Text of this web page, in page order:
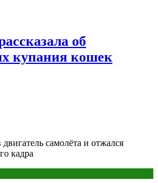
об
купания кошек
самолёта и отжался
кадра